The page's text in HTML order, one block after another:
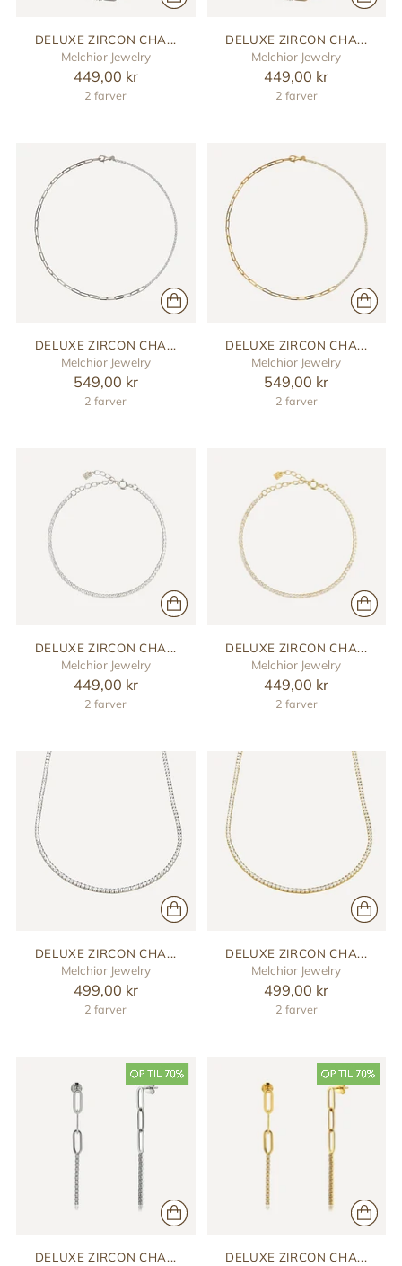
DELUXE ZIRCON CHA...
Melchior Jewelry
449,00 kr
2 farver
DELUXE ZIRCON CHA...
Melchior Jewelry
449,00 kr
2 farver
DELUXE ZIRCON CHA...
Melchior Jewelry
549,00 kr
2 farver
DELUXE ZIRCON CHA...
Melchior Jewelry
549,00 kr
2 farver
DELUXE ZIRCON CHA...
Melchior Jewelry
449,00 kr
2 farver
DELUXE ZIRCON CHA...
Melchior Jewelry
449,00 kr
2 farver
DELUXE ZIRCON CHA...
Melchior Jewelry
499,00 kr
2 farver
DELUXE ZIRCON CHA...
Melchior Jewelry
499,00 kr
2 farver
DELUXE ZIRCON CHA...
DELUXE ZIRCON CHA...